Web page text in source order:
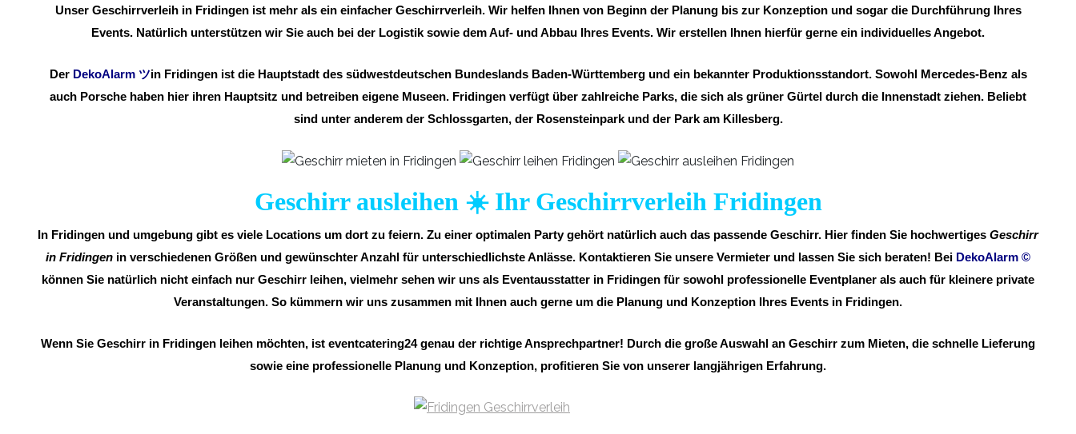
Unser Geschirrverleih in Fridingen ist mehr als ein einfacher Geschirrverleih. Wir helfen Ihnen von Beginn der Planung bis zur Konzeption und sogar die Durchführung Ihres
Events. Natürlich unterstützen wir Sie auch bei der Logistik sowie dem Auf- und Abbau Ihres Events. Wir erstellen Ihnen hierfür gerne ein individuelles Angebot.
Der DekoAlarm ツin Fridingen ist die Hauptstadt des südwestdeutschen Bundeslands Baden-Württemberg und ein bekannter Produktionsstandort. Sowohl Mercedes-Benz als
auch Porsche haben hier ihren Hauptsitz und betreiben eigene Museen. Fridingen verfügt über zahlreiche Parks, die sich als grüner Gürtel durch die Innenstadt ziehen. Beliebt
sind unter anderem der Schlossgarten, der Rosensteinpark und der Park am Killesberg.
Geschirr ausleihen ☀️ Ihr Geschirrverleih Fridingen
In Fridingen und umgebung gibt es viele Locations um dort zu feiern. Zu einer optimalen Party gehört natürlich auch das passende Geschirr. Hier finden Sie hochwertiges Geschirr
in Fridingen in verschiedenen Größen und gewünschter Anzahl für unterschiedlichste Anlässe. Kontaktieren Sie unsere Vermieter und lassen Sie sich beraten! Bei DekoAlarm ©
können Sie natürlich nicht einfach nur Geschirr leihen, vielmehr sehen wir uns als Eventausstatter in Fridingen für sowohl professionelle Eventplaner als auch für kleinere private
Veranstaltungen. So kümmern wir uns zusammen mit Ihnen auch gerne um die Planung und Konzeption Ihres Events in Fridingen.
Wenn Sie Geschirr in Fridingen leihen möchten, ist eventcatering24 genau der richtige Ansprechpartner! Durch die große Auswahl an Geschirr zum Mieten, die schnelle Lieferung
sowie eine professionelle Planung und Konzeption, profitieren Sie von unserer langjährigen Erfahrung.